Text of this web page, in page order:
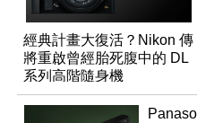
經典計畫大復活？Nikon 傳
將重啟曾經胎死腹中的 DL
系列高階隨身機